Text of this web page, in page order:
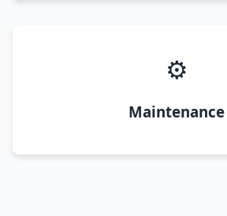
⚙️
Maintenance